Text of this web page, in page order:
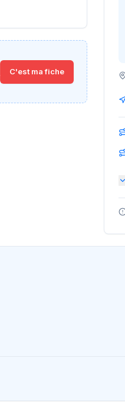
C'est ma fiche